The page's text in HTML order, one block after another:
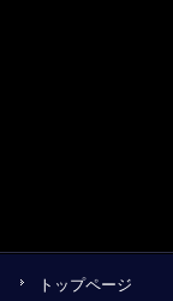
トップページ